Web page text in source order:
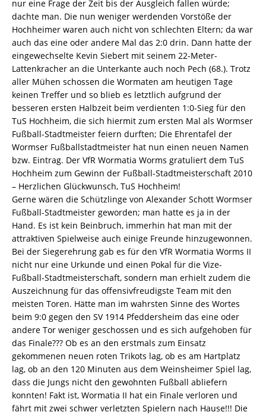
nur eine Frage der Zeit bis der Ausgleich fallen würde;
dachte man. Die nun weniger werdenden Vorstöße der
Hochheimer waren auch nicht von schlechten Eltern; da war
auch das eine oder andere Mal das 2:0 drin. Dann hatte der
eingewechselte Kevin Siebert mit seinem 22-Meter-
Lattenkracher an die Unterkante auch noch Pech (68.). Trotz
aller Mühen schossen die Wormaten am heutigen Tage
keinen Treffer und so blieb es letztlich aufgrund der
besseren ersten Halbzeit beim verdienten 1:0-Sieg für den
TuS Hochheim, die sich hiermit zum ersten Mal als Wormser
Fußball-Stadtmeister feiern durften; Die Ehrentafel der
Wormser Fußballstadtmeister hat nun einen neuen Namen
bzw. Eintrag. Der VfR Wormatia Worms gratuliert dem TuS
Hochheim zum Gewinn der Fußball-Stadtmeisterschaft 2010
– Herzlichen Glückwunsch, TuS Hochheim!
Gerne wären die Schützlinge von Alexander Schott Wormser
Fußball-Stadtmeister geworden; man hatte es ja in der
Hand. Es ist kein Beinbruch, immerhin hat man mit der
attraktiven Spielweise auch einige Freunde hinzugewonnen.
Bei der Siegerehrung gab es für den VfR Wormatia Worms II
nicht nur eine Urkunde und einen Pokal für die Vize-
Fußball-Stadtmeisterschaft, sondern man erhielt zudem die
Auszeichnung für das offensivfreudigste Team mit den
meisten Toren. Hätte man im wahrsten Sinne des Wortes
beim 9:0 gegen den SV 1914 Pfeddersheim das eine oder
andere Tor weniger geschossen und es sich aufgehoben für
das Finale??? Ob es an den erstmals zum Einsatz
gekommenen neuen roten Trikots lag, ob es am Hartplatz
lag, ob an den 120 Minuten aus dem Weinsheimer Spiel lag,
dass die Jungs nicht den gewohnten Fußball abliefern
konnten! Fakt ist, Wormatia II hat ein Finale verloren und
fährt mit zwei schwer verletzten Spielern nach Hause!!! Die